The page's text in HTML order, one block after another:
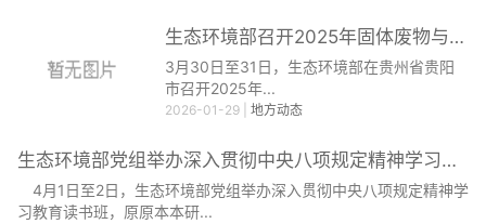
生态环境部召开2025年固体废物与化学品环境管理工作会议
3月30日至31日，生态环境部在贵州省贵阳
市召开2025年...
2026-01-29 地方动态
生态环境部党组举办深入贯彻中央八项规定精神学习教育...
4月1日至2日，生态环境部党组举办深入贯彻中央八项规定精神学
习教育读书班，原原本本研...